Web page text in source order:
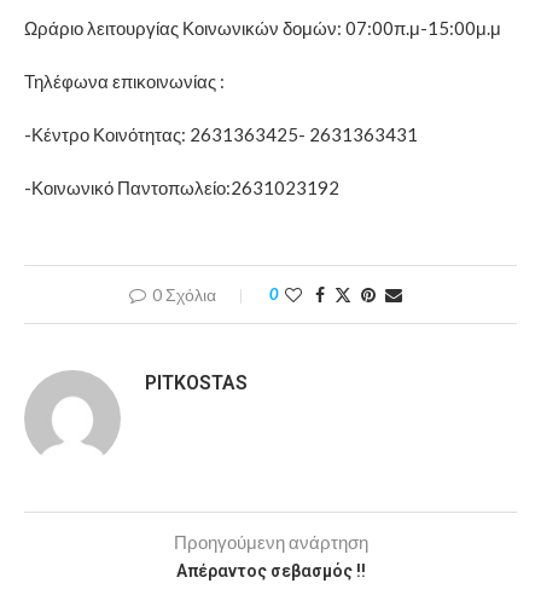
Ωράριο λειτουργίας Κοινωνικών δομών: 07:00π.μ-15:00μ.μ
Τηλέφωνα επικοινωνίας :
-Κέντρο Κοινότητας: 2631363425- 2631363431
-Κοινωνικό Παντοπωλείο:2631023192
0 Σχόλια 0
PITKOSTAS
Προηγούμενη ανάρτηση
Απέραντος σεβασμός !!